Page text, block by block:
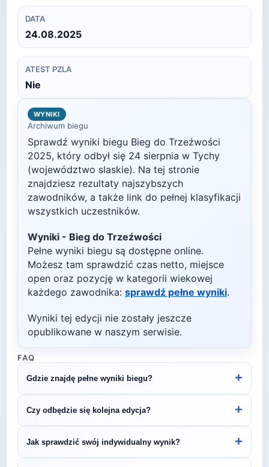
DATA
24.08.2025
ATEST PZLA
Nie
WYNIKI
Archiwum biegu
Sprawdź wyniki biegu Bieg do Trzeźwości
2025, który odbył się 24 sierpnia w Tychy
(województwo slaskie). Na tej stronie
znajdziesz rezultaty najszybszych
zawodników, a także link do pełnej klasyfikacji
wszystkich uczestników.
Wyniki - Bieg do Trzeźwości
Pełne wyniki biegu są dostępne online.
Możesz tam sprawdzić czas netto, miejsce
open oraz pozycję w kategorii wiekowej
każdego zawodnika: sprawdź pełne wyniki.
Wyniki tej edycji nie zostały jeszcze
opublikowane w naszym serwisie.
FAQ
Gdzie znajdę pełne wyniki biegu? +
stronie internetowej lub na platformach takich jak
LiveTracking, RunnerSpace czy MarathonSport.
Czy odbędzie się kolejna edycja? +
Śledź stronę organizatora lub ZawodyBiegowe.pl,
by być na bieżąco z datą kolejnej edycji Bieg do
Jak sprawdzić swój indywidualny wynik? +